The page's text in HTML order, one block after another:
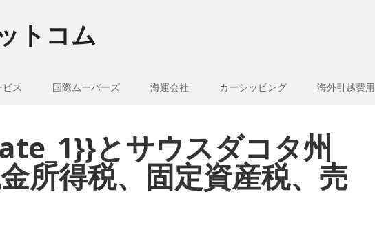
トコム
ス 国際ムーバーズ 海運会社 カーシッピング 海外引越費用
とサウスダコタ州
所得税、固定資産税、売